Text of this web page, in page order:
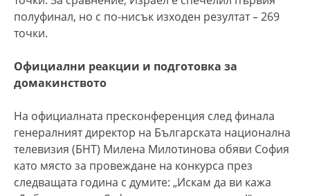
полуфинал, но с по-нисък изходен резултат – 269
точки.
Официални реакции и подготовка за
домакинството
На официалната пресконференция след финала
генералният директор на Българската национална
телевизия (БНТ) Милена Милотинова обяви София
като място за провеждане на конкурса през
следващата година с думите: „Искам да ви кажа